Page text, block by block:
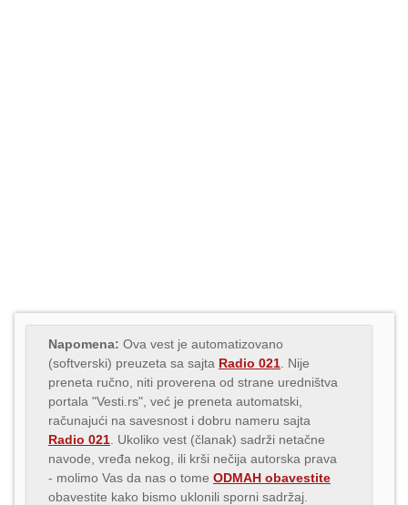
Napomena: Ova vest je automatizovano
(softverski) preuzeta sa sajta Radio 021 . Nije
preneta ručno, niti proverena od strane uredništva
portala "Vesti.rs", već je preneta automatski,
računajući na savesnost i dobru nameru sajta
Radio 021 . Ukoliko vest (članak) sadrži netačne
navode, vređa nekog, ili krši nečija autorska prava
- molimo Vas da nas o tome ODMAH obavestite
obavestite kako bismo uklonili sporni sadržaj.